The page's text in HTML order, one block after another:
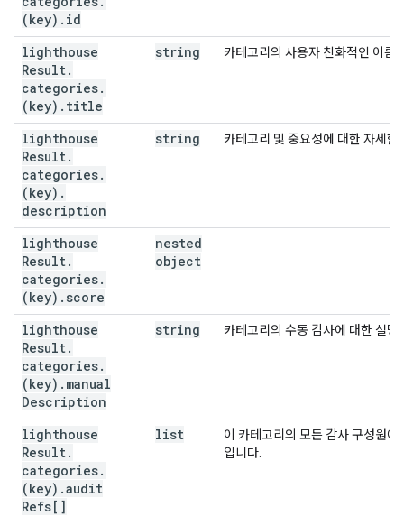
(key) . id
lighthouse
Result.
categories.
(key) . title
string 카테고리의 사용자 친화적인 이름
lighthouse
Result.
categories.
(key) .
description
string 카테고리 및 중요성에 대한 자세한
lighthouse
Result.
categories.
(key) . score
nested
object
lighthouse
Result.
categories.
(key) . manual
Description
string 카테고리의 수동 감사에 대한 설명
lighthouse
Result.
categories.
(key) .audit
Refs[]
list
이 카테고리의 모든 감사 구성원에
입니다.